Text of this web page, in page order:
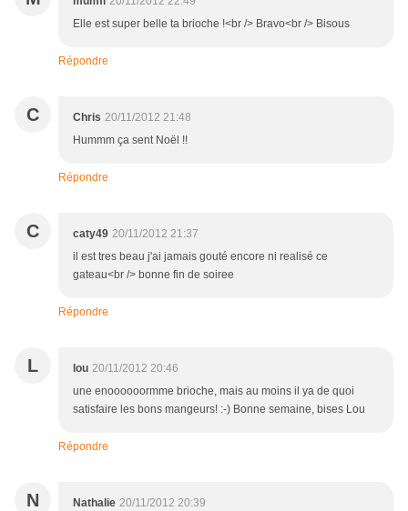
Elle est super belle ta brioche !<br /> Bravo<br /> Bisous
Répondre
C Chris 20/11/2012 21:48
Hummm ça sent Noël !!
Répondre
C caty49 20/11/2012 21:37
il est tres beau j'ai jamais gouté encore ni realisé ce
gateau<br /> bonne fin de soiree
Répondre
L lou 20/11/2012 20:46
une enoooooormme brioche, mais au moins il ya de quoi
satisfaire les bons mangeurs! :-) Bonne semaine, bises Lou
Répondre
N Nathalie 20/11/2012 20:39